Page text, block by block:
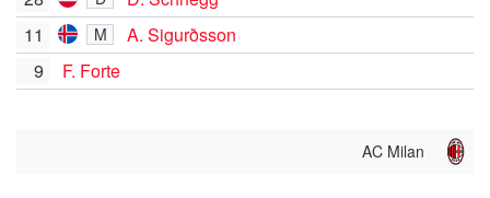
11
M
A. Sigurðsson
9
F. Forte
AC Milan